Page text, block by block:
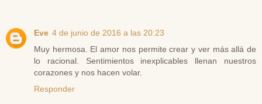
Eve 4 de junio de 2016 a las 20:23
Muy hermosa. El amor nos permite crear y ver más allá de
lo racional. Sentimientos inexplicables llenan nuestros
corazones y nos hacen volar.
Responder